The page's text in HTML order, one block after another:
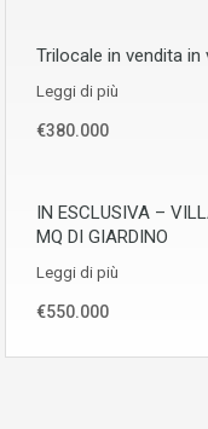
Trilocale in vendita in
Leggi di più
€380.000
IN ESCLUSIVA –
MQ DI GIARDINO
Leggi di più
€550.000